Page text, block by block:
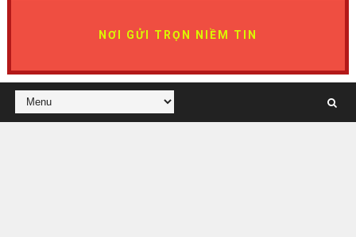
NƠI GỬI TRỌN NIỀM TIN